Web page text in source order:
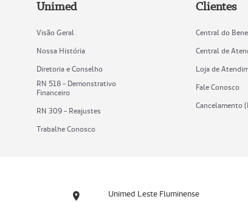
Unimed
Visão Geral
Nossa História
Diretoria e Conselho
RN 518 - Demonstrativo
Financeiro
RN 309 - Reajustes
Trabalhe Conosco
Clientes
Central do
Central de
Loja de
Fale Conosco
Cancelamento
Unimed Leste Fluminense